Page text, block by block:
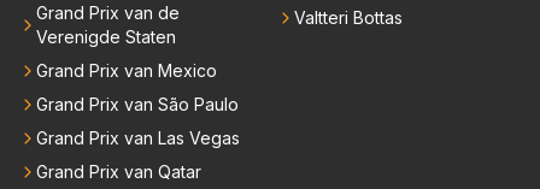
Grand Prix van de
Verenigde Staten
Grand Prix van Mexico
Grand Prix van São Paulo
Grand Prix van Las Vegas
Grand Prix van Qatar
Valtteri Bottas